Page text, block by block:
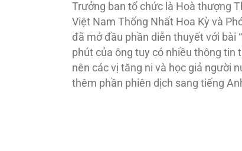
Trưởng ban tổ chức là Hoà thượng
Việt Nam Thống Nhất Hoa Kỳ và
đã mở đầu phần diễn thuyết với bài
phút của ông tuy có nhiều thông tin
nên các vị tăng ni và học giả người
thêm phần phiên dịch sang tiếng